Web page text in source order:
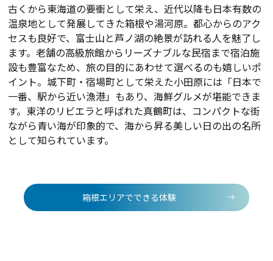
古くから東海道の要衝として栄え、近代以降も日本有数の
温泉地として発展してきた箱根や湯河原。都心からのアク
セスも良好で、富士山と芦ノ湖の絶景が訪れる人を魅了し
ます。老舗の高級旅館からリーズナブルな民宿まで宿泊施
設も豊富なため、旅の目的にあわせて選べるのも嬉しいポ
イント。城下町・宿場町として栄えた小田原には「日本で
一番、駅から近い漁港」もあり、海鮮グルメが堪能できま
す。東洋のリビエラと呼ばれた真鶴町は、コンパクトな街
ながら青い海が印象的で、海から昇る美しい日の出の名所
として知られています。
箱根エリアでできる体験